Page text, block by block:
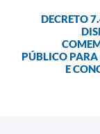
DECRETO
PÚBLICO
E